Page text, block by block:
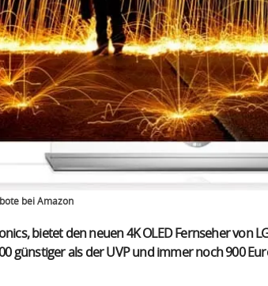
bei Amazon
bietet den neuen 4K OLED Fernseher von
günstiger als der UVP und immer noch 900